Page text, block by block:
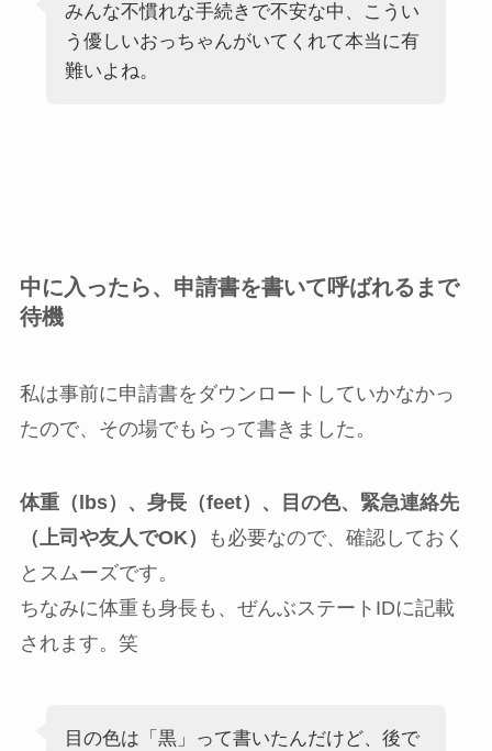
みんな不慣れな手続きで不安な中、こうい
う優しいおっちゃんがいてくれて本当に有
難いよね。
中に入ったら、申請書を書いて呼ばれるまで
待機
私は事前に申請書をダウンロートしていかなかっ
たので、その場でもらって書きました。
体重（lbs）、身長（feet）、目の色、緊急連絡先
（上司や友人でOK）
も必要なので、確認しておく
とスムーズです。
ちなみに体重も身長も、ぜんぶステートIDに記載
されます。笑
目の色は「黒」って書いたんだけど、後で